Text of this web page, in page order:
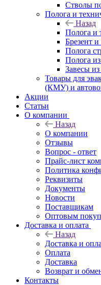
Стволы
Полога и
Назад
Полога и
Брезент
Полога
Полога
Завесы
Товары для
(КМУ) и
Акции
Статьи
О компании
Назад
О компании
Отзывы
Вопрос - ответ
Прайс-лист
Политика
Реквизиты
Документы
Новости
Поставщикам
Оптовым
Доставка и оплата
Назад
Доставка и
Оплата
Доставка
Возврат и
Контакты